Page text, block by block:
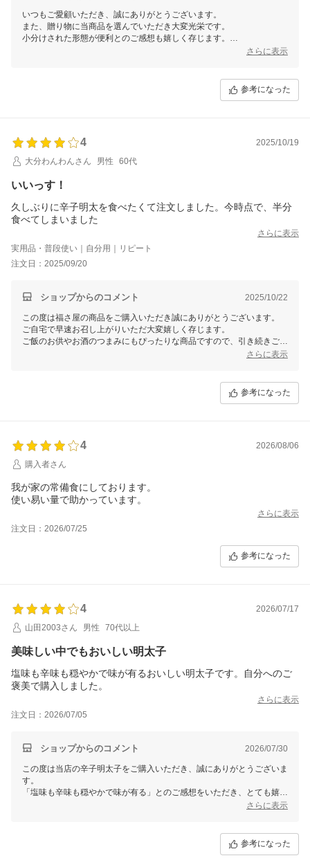
いつもご愛顧いただき、誠にありがとうございます。
また、贈り物に当商品を選んでいただき大変光栄です。
小分けされた形態が便利とのご感想も嬉しく存じます。
贈答品としてご利用いただけるような商品ラインナップのご用意も今後
さらに表示
参考になった
4
2025/10/19
大分わんわんさん
男性 60代
いいっす！
久しぶりに辛子明太を食べたくて注文しました。今時点で、半分
食べてしまいました
さらに表示
実用品・普段使い｜自分用｜リピート
注文日：2025/09/20
ショップからのコメント 2025/10/22
この度は福さ屋の商品をご購入いただき誠にありがとうございます。
ご自宅で早速お召し上がりいただ大変嬉しく存じます。
ご飯のお供やお酒のつまみにもぴったりな商品ですので、引き続きご堪
さらに表示
参考になった
4
2026/08/06
購入者さん
我が家の常備食にしております。
使い易い量で助かっています。
さらに表示
注文日：2026/07/25
参考になった
4
2026/07/17
山田2003さん
男性 70代以上
美味しい中でもおいしい明太子
塩味も辛味も穏やかで味が有るおいしい明太子です。自分へのご
褒美で購入しました。
さらに表示
注文日：2026/07/05
ショップからのコメント 2026/07/30
この度は当店の辛子明太子をご購入いただき、誠にありがとうございま
す。
「塩味も辛味も穏やかで味が有る」とのご感想をいただき、とても嬉し
これからもお客様にご満足いただける商品作りに励んでまいります。ま
さらに表示
参考になった